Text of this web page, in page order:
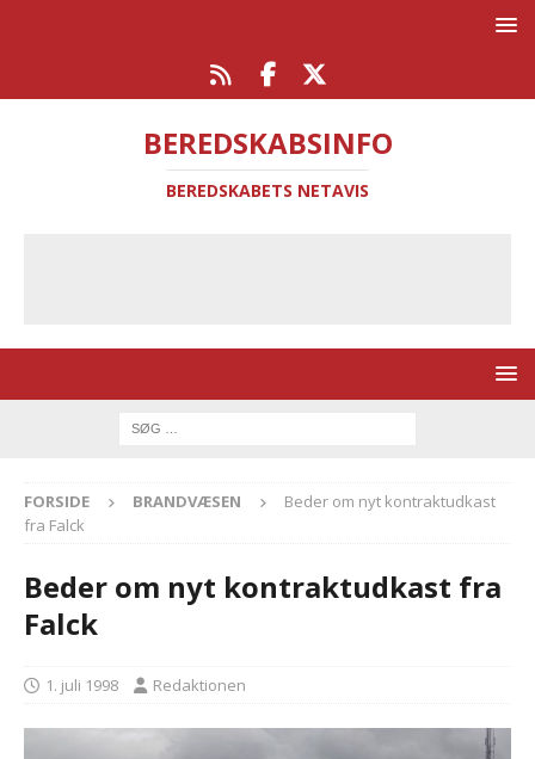
BEREDSKABSINFO
BEREDSKABETS NETAVIS
FORSIDE BRANDVÆSEN
Beder om nyt kontraktudkast
fra Falck
Beder om nyt kontraktudkast fra
Falck
1. juli 1998 Redaktionen